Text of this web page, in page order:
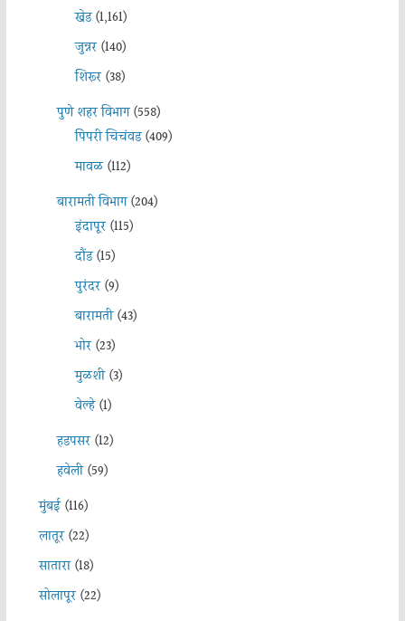
खेड(1,161)
जुन्नर(140)
शिरूर(38)
पुणे शहर विभाग(558)
पिंपरी चिचंवड(409)
मावळ(112)
बारामती विभाग(204)
इंदापूर(115)
दौंड(15)
पुरंदर(9)
बारामती(43)
भोर(23)
मुळशी(3)
वेल्हे(1)
हडपसर(12)
हवेली(59)
मुंबई(116)
लातूर(22)
सातारा(18)
सोलापूर(22)